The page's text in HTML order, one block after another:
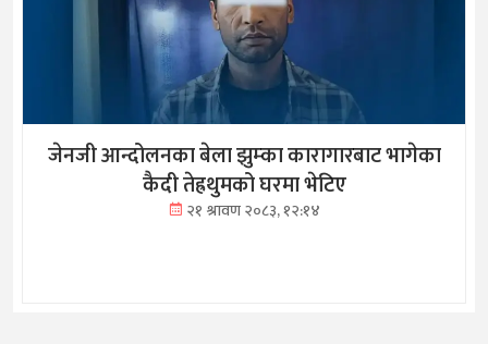
जेनजी आन्दोलनका बेला झुम्का कारागारबाट भागेका
कैदी तेह्रथुमको घरमा भेटिए
२१ श्रावण २०८३, १२:१४